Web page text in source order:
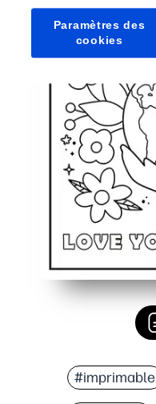
#imprimable
Paramètres des
cookies